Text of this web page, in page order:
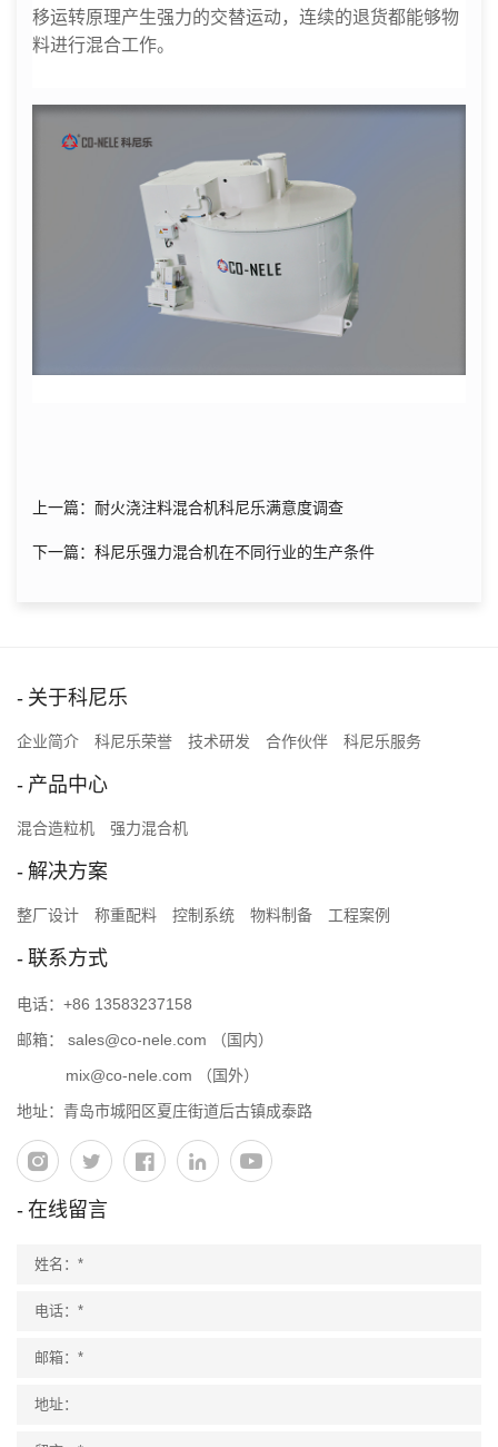
移运转原理产生强力的交替运动，连续的退货都能够物
料进行混合工作。
上一篇：耐火浇注料混合机科尼乐满意度调查
下一篇：科尼乐强力混合机在不同行业的生产条件
关于科尼乐
企业简介 科尼乐荣誉 技术研发 合作伙伴 科尼乐服务
产品中心
混合造粒机 强力混合机
解决方案
整厂设计 称重配料 控制系统 物料制备 工程案例
联系方式
电话： +86 13583237158
邮箱： sales@co-nele.com （国内）
mix@co-nele.com （国外）
地址：青岛市城阳区夏庄街道后古镇成泰路
在线留言